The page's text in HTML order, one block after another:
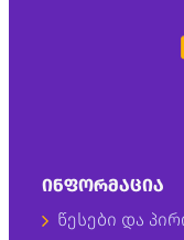
ᲘᲜᲤᲝᲠᲛᲐᲪᲘᲐ
წესები და